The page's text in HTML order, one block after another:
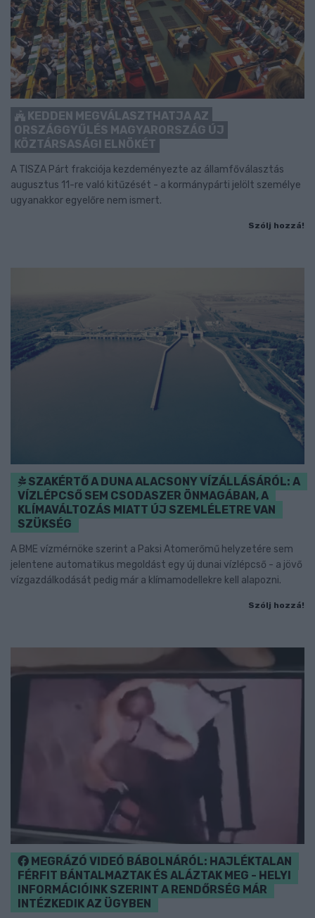
KEDDEN MEGVÁLASZTHATJA AZ
ORSZÁGGYŰLÉS MAGYARORSZÁG ÚJ
KÖZTÁRSASÁGI ELNÖKÉT
A TISZA Párt frakciója kezdeményezte az államfőválasztás
augusztus 11-re való kitűzését - a kormánypárti jelölt személye
ugyanakkor egyelőre nem ismert.
Szólj hozzá!
SZAKÉRTŐ A DUNA ALACSONY VÍZÁLLÁSÁRÓL: A
VÍZLÉPCSŐ SEM CSODASZER ÖNMAGÁBAN, A
KLÍMAVÁLTOZÁS MIATT ÚJ SZEMLÉLETRE VAN
SZÜKSÉG
A BME vízmérnöke szerint a Paksi Atomerőmű helyzetére sem
jelentene automatikus megoldást egy új dunai vízlépcső - a jövő
vízgazdálkodását pedig már a klímamodellekre kell alapozni.
Szólj hozzá!
MEGRÁZÓ VIDEÓ BÁBOLNÁRÓL: HAJLÉKTALAN
FÉRFIT BÁNTALMAZTAK ÉS ALÁZTAK MEG - HELYI
INFORMÁCIÓINK SZERINT A RENDŐRSÉG MÁR
INTÉZKEDIK AZ ÜGYBEN